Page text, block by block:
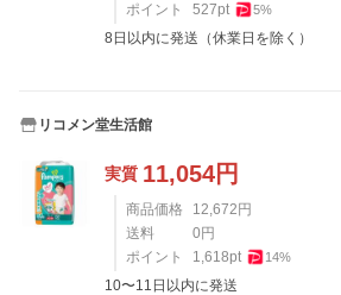
ポイント
527pt 5%
8日以内に発送（休業日を除く）
リコメン堂生活館
実質 11,054円
商品価格 12,672 円
送料
0 円
ポイント
1,618pt 14%
10〜11日以内に発送